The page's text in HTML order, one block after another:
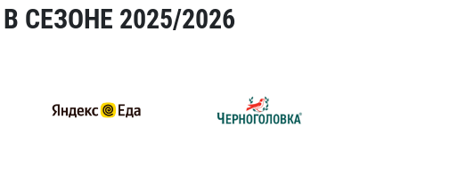
СЕЗОНЕ 2025/2026